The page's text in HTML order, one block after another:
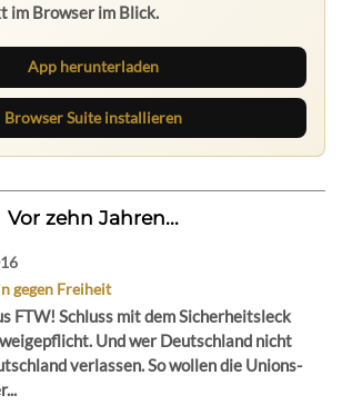
im Browser im Blick.
App herunterladen
Browser Suite installieren
Vor zehn Jahren...
gegen Freiheit
FTW! Schluss mit dem Sicherheitsleck
Und wer Deutschland nicht
verlassen. So wollen die Unions-